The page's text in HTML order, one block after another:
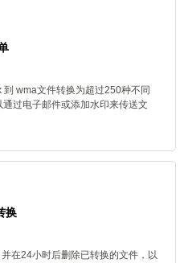
wma文件转换为超过250种不同
过电子邮件或添加水印来传送文
换
在24小时后删除已转换的文件，以